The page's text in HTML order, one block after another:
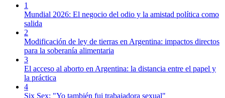
1
Mundial 2026: El negocio del odio y la amistad política como
salida
2
Modificación de ley de tierras en Argentina: impactos directos
para la soberanía alimentaria
3
El acceso al aborto en Argentina: la distancia entre el papel y
la práctica
4
Six Sex: "Yo también fui trabajadora sexual"